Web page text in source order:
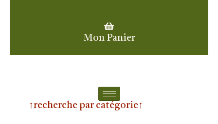
Mon Panier
↑recherche par catégorie↑